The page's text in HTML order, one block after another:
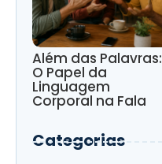
Além das Palavras:
O Papel da
Linguagem
Corporal na Fala
Categorias